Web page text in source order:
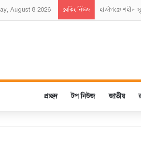
August 8 2026 ব্রেকিং নিউজ হাজীগঞ্জে শহীদ
প্রচ্ছদ টপ নিউজ জাতীয়